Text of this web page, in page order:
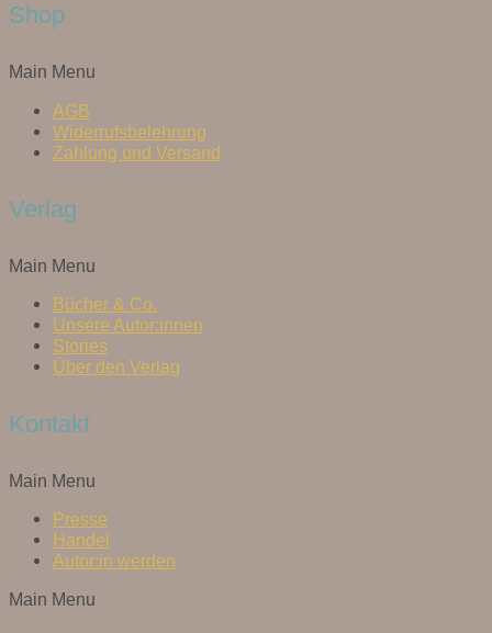
Shop
Main Menu
AGB
Widerrufsbelehrung
Zahlung und Versand
Verlag
Main Menu
Bücher & Co.
Unsere Autor:innen
Stories
Über den Verlag
Kontakt
Main Menu
Presse
Handel
Autor:in werden
Main Menu